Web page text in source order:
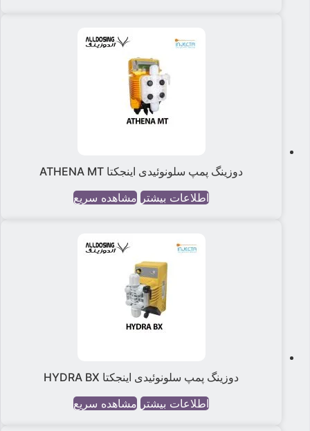
دوزینگ پمپ سلونوئیدی اینجکتا ATHENA MT
اطلاعات بیشتر مشاهده سریع
دوزینگ پمپ سلونوئیدی اینجکتا HYDRA BX
اطلاعات بیشتر مشاهده سریع